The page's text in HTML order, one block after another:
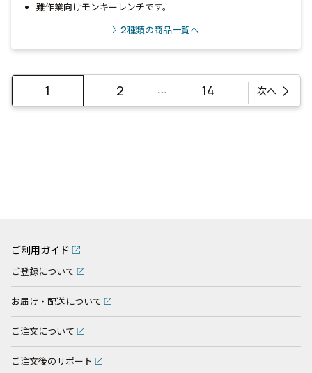
難作業向けモンキーレンチです。
2種類の商品一覧へ
1 2 … 14 次へ
ご利用ガイド
ご登録について
お届け・配送について
ご注文について
ご注文後のサポート